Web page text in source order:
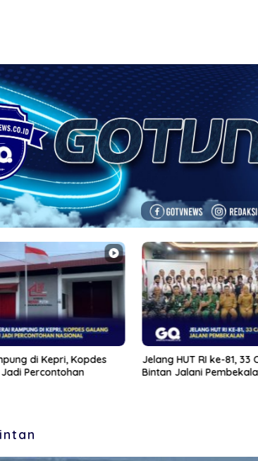
di Kepri, Kopdes
Percontohan
Jelang HUT RI ke-81, 33
Bintan Jalani